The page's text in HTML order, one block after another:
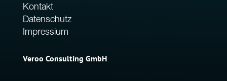
Kontakt
Datenschutz
Impressium
Veroo Consulting GmbH